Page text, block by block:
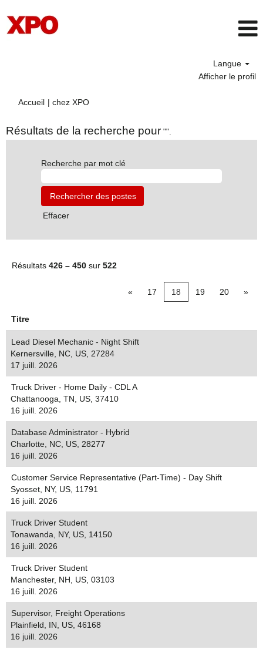
Langue
Afficher le profil
Accueil | chez XPO(page
Résultats de la recherche pour "".
Recherche par mot clé
Effacer
Résultats 426 – 450 sur 522
« 17 18 19 20 »
Titre
Lead Diesel Mechanic - Night Shift
Kernersville, NC, US, 27284
17 juill. 2026
Truck Driver - Home Daily - CDL A
Chattanooga, TN, US, 37410
16 juill. 2026
Database Administrator - Hybrid
Charlotte, NC, US, 28277
16 juill. 2026
Customer Service Representative (Part-Time) - Day Shift
Syosset, NY, US, 11791
16 juill. 2026
Truck Driver Student
Tonawanda, NY, US, 14150
16 juill. 2026
Truck Driver Student
Manchester, NH, US, 03103
16 juill. 2026
Supervisor, Freight Operations
Plainfield, IN, US, 46168
16 juill. 2026